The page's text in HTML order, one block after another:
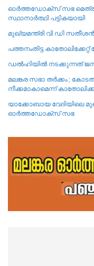
ഓർത്തഡോക്സ് സഭ
സ്ഥാനാർത്ഥി പട്ടികയായി
മുഖ്യമന്ത്രി വി ഡി
പത്തനംതിട്ട
ഡൽഹിയിൽ നടക്കുന്നത്
മലങ്കര സഭാ തർക്കം ;
നീക്കമാകാമെന്ന്
യാക്കോബായ വേദിയിലെ
ഓർത്തഡോക്സ് സഭ